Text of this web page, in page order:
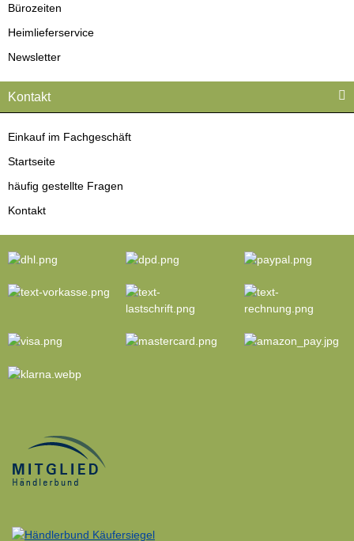
Bürozeiten
Heimlieferservice
Newsletter
Kontakt
Einkauf im Fachgeschäft
Startseite
häufig gestellte Fragen
Kontakt